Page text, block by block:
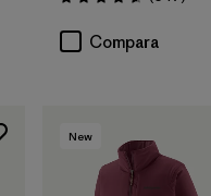
Valoración: 4.6 / 5
Compara
New